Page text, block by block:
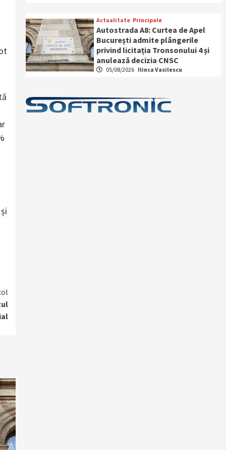
Actualitate Principale
Autostrada A8: Curtea de Apel
București admite plângerile
privind licitația Tronsonului 4 și
anulează decizia CNSC
05/08/2026 Ilinca Vasilescu